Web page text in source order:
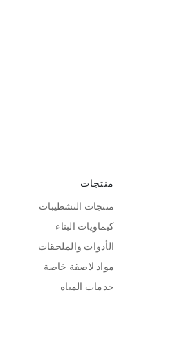
منتجات
منتجات التشطيبات
كيماويات البناء
الأدوات والملحقات
مواد لاصقة خاصة
خدمات المياه